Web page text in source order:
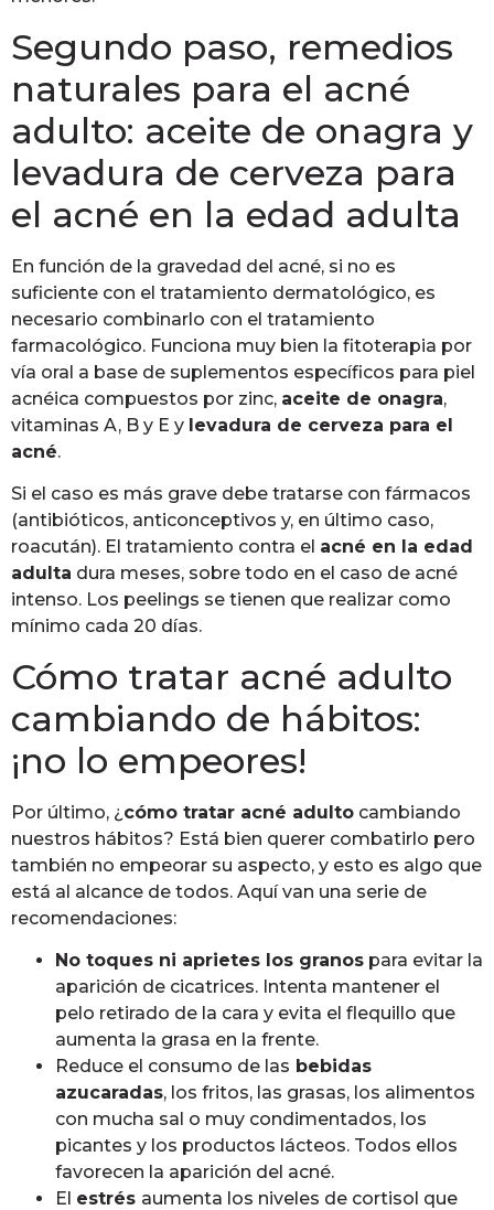
Segundo paso, remedios
naturales para el acné
adulto: aceite de onagra y
levadura de cerveza para
el acné en la edad adulta
En función de la gravedad del acné, si no es
suficiente con el tratamiento dermatológico, es
necesario combinarlo con el tratamiento
farmacológico. Funciona muy bien la fitoterapia por
vía oral a base de suplementos específicos para piel
acnéica compuestos por zinc, aceite de onagra,
vitaminas A, B y E y levadura de cerveza para el
acné.
Si el caso es más grave debe tratarse con fármacos
(antibióticos, anticonceptivos y, en último caso,
roacután). El tratamiento contra el acné en la edad
adulta dura meses, sobre todo en el caso de acné
intenso. Los peelings se tienen que realizar como
mínimo cada 20 días.
Cómo tratar acné adulto
cambiando de hábitos:
¡no lo empeores!
Por último, ¿ cómo tratar acné adulto cambiando
nuestros hábitos? Está bien querer combatirlo pero
también no empeorar su aspecto, y esto es algo que
está al alcance de todos. Aquí van una serie de
recomendaciones:
No toques ni aprietes los granos para evitar la
aparición de cicatrices. Intenta mantener el
pelo retirado de la cara y evita el flequillo que
aumenta la grasa en la frente.
Reduce el consumo de las bebidas
azucaradas, los fritos, las grasas, los alimentos
con mucha sal o muy condimentados, los
picantes y los productos lácteos. Todos ellos
favorecen la aparición del acné.
El estrés aumenta los niveles de cortisol que